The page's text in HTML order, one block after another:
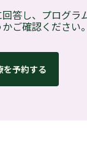
答し、プログラ
ご確認ください。
を予約する